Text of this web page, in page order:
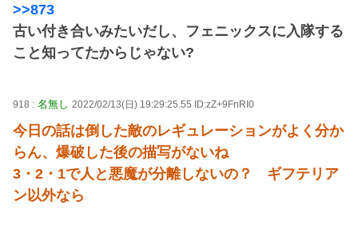
>>873
古い付き合いみたいだし、フェニックスに入隊する
こと知ってたからじゃない?
918 : 名無し 2022/02/13(日) 19:29:25.55 ID:zZ+9FnRI0
今日の話は倒した敵のレギュレーションがよく分か
らん、爆破した後の描写がないね
3・2・1で人と悪魔が分離しないの？ ギフテリア
ン以外なら